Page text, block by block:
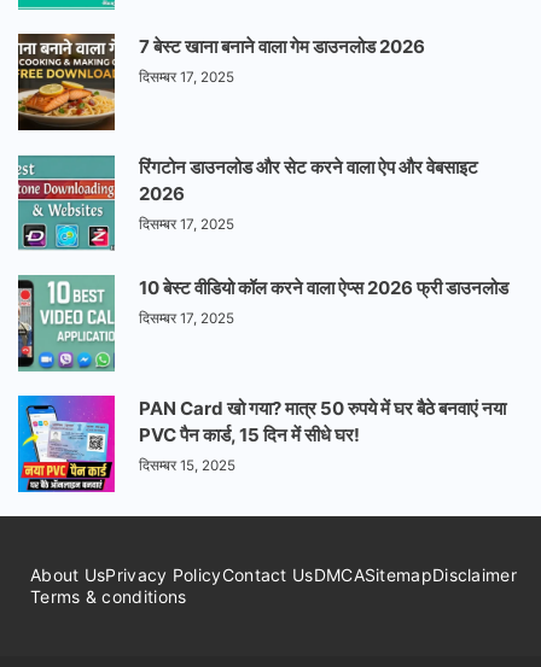
7 बेस्ट खाना बनाने वाला गेम डाउनलोड 2026
दिसम्बर 17, 2025
रिंगटोन डाउनलोड और सेट करने वाला ऐप और वेबसाइट
2026
दिसम्बर 17, 2025
10 बेस्ट वीडियो कॉल करने वाला ऐप्स 2026 फ्री डाउनलोड
दिसम्बर 17, 2025
PAN Card खो गया? मात्र 50 रुपये में घर बैठे बनवाएं नया
PVC पैन कार्ड, 15 दिन में सीधे घर!
दिसम्बर 15, 2025
About UsPrivacy PolicyContact UsDMCASitemapDisclaimer
Terms & conditions